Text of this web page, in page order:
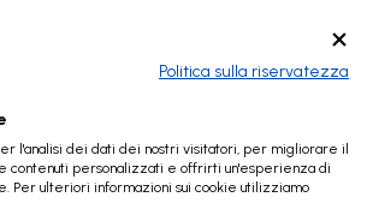
cocco 1/4″ – 2″x10″Politica sulla riservatezza
l'analisi dei dati dei nostri visitatori, per migliorare il
contenuti personalizzati e offrirti un'esperienza di
Per ulteriori informazioni sui cookie utilizziamo